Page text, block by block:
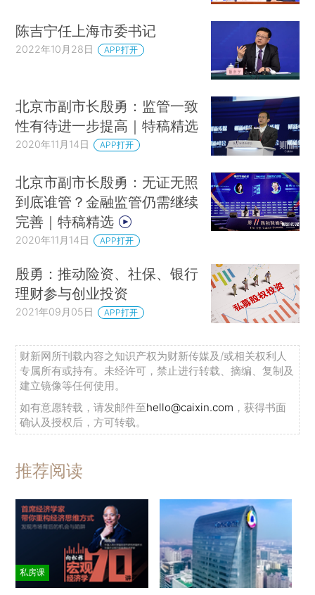
陈吉宁任上海市委书记
2022年10月28日 APP打开
北京市副市长殷勇：监管一致
性有待进一步提高｜特稿精选
2020年11月14日 APP打开
北京市副市长殷勇：无证无照
到底谁管？金融监管仍需继续
完善｜特稿精选
2020年11月14日 APP打开
殷勇：推动险资、社保、银行
理财参与创业投资
2021年09月05日 APP打开
财新网所刊载内容之知识产权为财新传媒及/或相关权利人
专属所有或持有。未经许可，禁止进行转载、摘编、复制及
建立镜像等任何使用。
如有意愿转载，请发邮件至hello@caixin.com ，获得书面
确认及授权后，方可转载。
推荐阅读
私房课